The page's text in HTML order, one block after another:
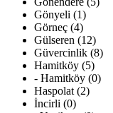
Gönyeli (1)
Görneç (4)
Gülseren (12)
Güvercinlik (8)
Hamitköy (5)
- Hamitköy (0)
Haspolat (2)
İncirli (0)